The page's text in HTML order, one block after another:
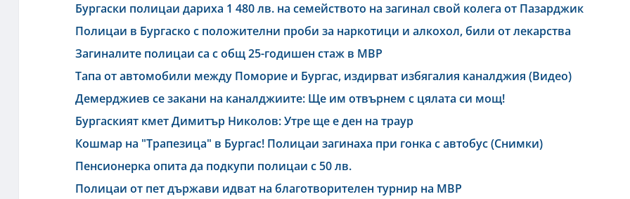
Бургаски полицаи дариха 1 480 лв. на семейството на загинал свой колега от Пазарджик
Полицаи в Бургаско с положителни проби за наркотици и алкохол, били от лекарства
Загиналите полицаи са с общ 25-годишен стаж в МВР
Тапа от автомобили между Поморие и Бургас, издирват избягалия каналджия (Видео)
Демерджиев се закани на каналджиите: Ще им отвърнем с цялата си мощ!
Бургаският кмет Димитър Николов: Утре ще е ден на траур
Кошмар на "Трапезица" в Бургас! Полицаи загинаха при гонка с автобус (Снимки)
Пенсионерка опита да подкупи полицаи с 50 лв.
Полицаи от пет държави идват на благотворителен турнир на МВР